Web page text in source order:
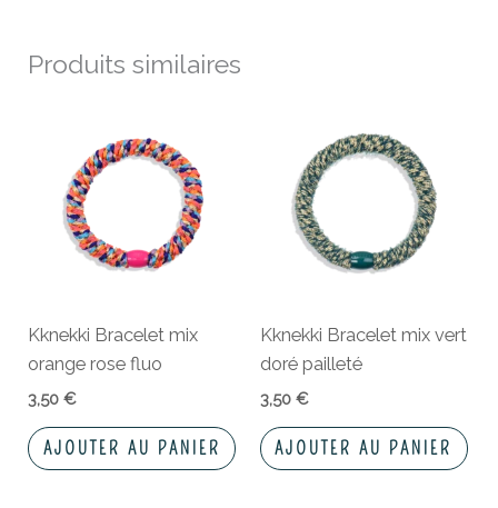
Produits similaires
Kknekki Bracelet mix
orange rose fluo
3,50€
AJOUTER AU PANIER
Kknekki Bracelet mix vert
doré pailleté
3,50 €
AJOUTER AU PANIER